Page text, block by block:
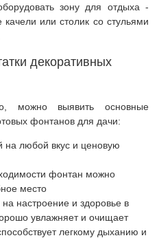
зону для отдыха -
качели или столик со стульями
декоративных
можно выявить основные
фонтанов для дачи:
любой вкус и ценовую
фонтан можно
место
настроение и здоровье в
увлажняет и очищает
легкому дыханию и